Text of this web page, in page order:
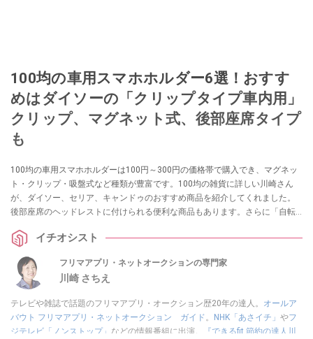
100均の車用スマホホルダー6選！おすす
めはダイソーの「クリップタイプ車内用」
クリップ、マグネット式、後部座席タイプ
も
100均の車用スマホホルダーは100円～300円の価格帯で購入でき、マグネッ
ト・クリップ・吸盤式など種類が豊富です。100均の雑貨に詳しい川崎さん
が、ダイソー、セリア、キャンドゥのおすすめ商品を紹介してくれました。
後部座席のヘッドレストに付けられる便利な商品もあります。さらに「自転
で、ぜひチェックしてくださいね。
イチオシスト
フリマアプリ・ネットオークションの専門家
川崎 さちえ
テレビや雑誌で話題のフリマアプリ・オークション歴20年の達人。 オールア
バウト フリマアプリ・ネットオークション ガイド。 NHK「あさイチ」 やフ
ジテレビ「ノンストップ」 などの情報番組に出演。
『できるfit 節約の達人川